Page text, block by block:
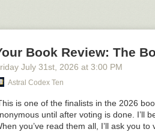
Book Review: The
July 31st , 2026 at 3:00 PM
Astral Codex Ten
is one of the finalists in the 2026
until after voting is done. I’ll
you’ve read them all, I’ll ask you